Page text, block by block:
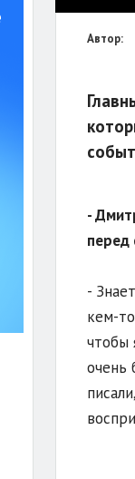
Автор:
-
перед
-
кем-
чтобы
очень